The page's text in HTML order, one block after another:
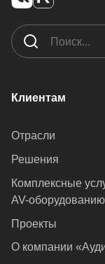
Клиентам
Отрасли
Решения
Комплексные
AV-оборудованию
Проекты
О компании